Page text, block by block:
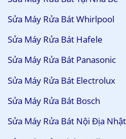
Sửa Máy Rửa Bát Whirlpool
Sửa Máy Rửa Bát Hafele
Sửa Máy Rửa Bát Panasonic
Sửa Máy Rửa Bát Electrolux
Sửa Máy Rửa Bát Bosch
Sửa Máy Rửa Bát Nội Địa Nhật